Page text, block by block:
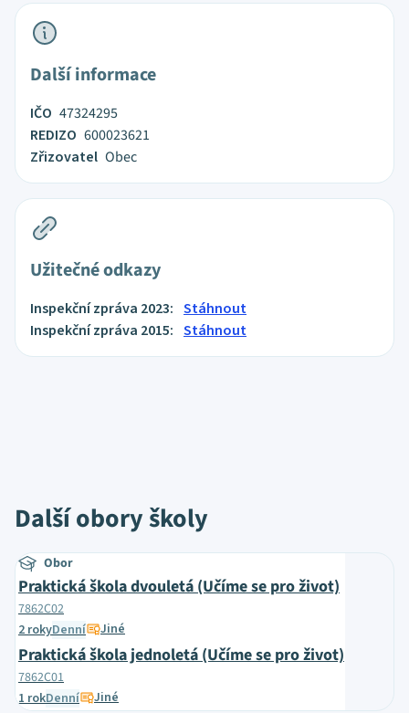
Další informace
IČO 47324295
REDIZO 600023621
Zřizovatel Obec
Užitečné odkazy
Inspekční zpráva 2023: Stáhnout
Inspekční zpráva 2015: Stáhnout
Další obory školy
Obor
Praktická škola dvouletá (Učíme se pro život)
7862C02
2 rokyDenní Jiné
Praktická škola jednoletá (Učíme se pro život)
7862C01
1 rokDenní Jiné